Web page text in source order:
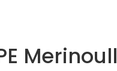
Merinoull